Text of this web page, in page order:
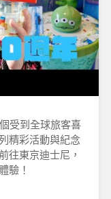
受到全球旅客喜
精彩活動與紀念
往東京迪士尼，
驗！